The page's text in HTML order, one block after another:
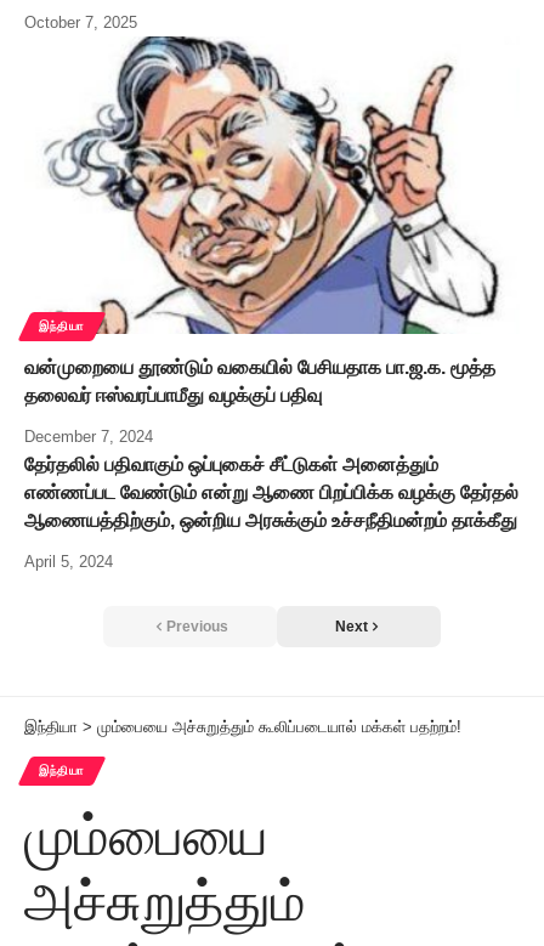
October 7, 2025
இந்தியா
வன்முறையை தூண்டும் வகையில் பேசியதாக பா.ஜ.க. மூத்த
தலைவர் ஈஸ்வரப்பாமீது வழக்குப் பதிவு
December 7, 2024
தேர்தலில் பதிவாகும் ஒப்புகைச் சீட்டுகள் அனைத்தும்
எண்ணப்பட வேண்டும் என்று ஆணை பிறப்பிக்க வழக்கு தேர்தல்
ஆணையத்திற்கும், ஒன்றிய அரசுக்கும் உச்சநீதிமன்றம் தாக்கீது
April 5, 2024
Previous Next
இந்தியா > மும்பையை அச்சுறுத்தும் கூலிப்படையால் மக்கள் பதற்றம்!
இந்தியா
மும்பையை
அச்சுறுத்தும்